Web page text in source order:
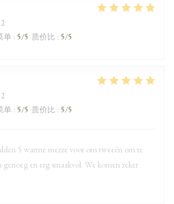
单 : 5/5 质价比 : 5/5
单 : 5/5 质价比 : 5/5
5 warme mezze voor ons tweeën om te
en erg smaakvol. We komen zeker